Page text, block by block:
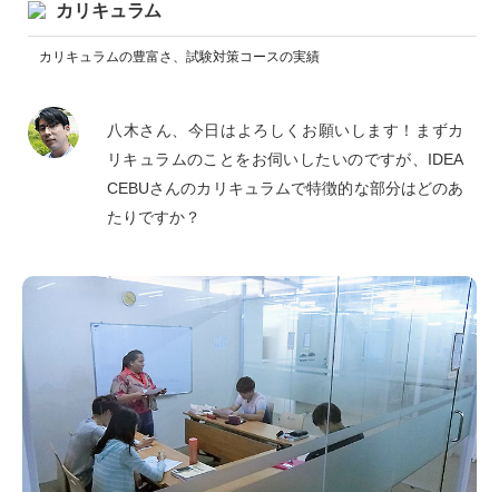
カリキュラム
カリキュラムの豊富さ、試験対策コースの実績
八木さん、今日はよろしくお願いします！まずカ
リキュラムのことをお伺いしたいのですが、IDEA
CEBUさんのカリキュラムで特徴的な部分はどのあ
たりですか？